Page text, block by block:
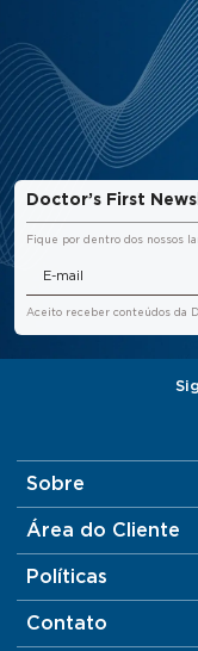
Doctor’s First
Fique por dentro dos nossos
Aceito receber conteúdos da
Sobre
Área do Cliente
Políticas
Contato